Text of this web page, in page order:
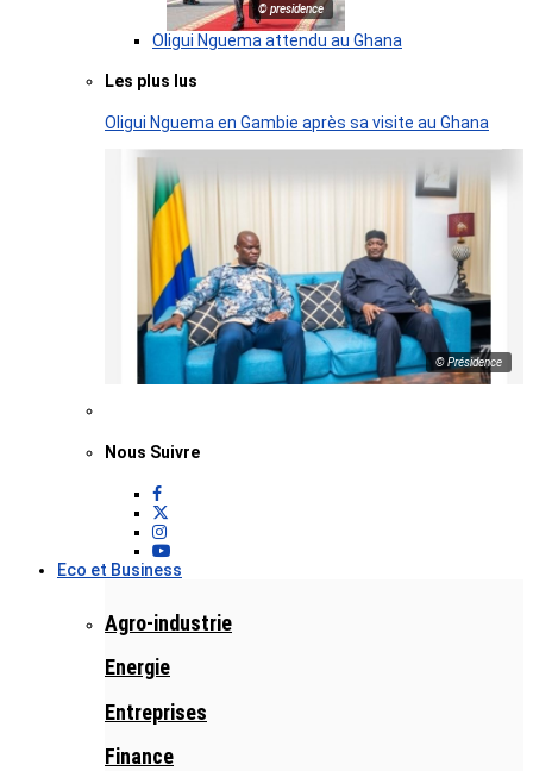
© presidence
Oligui Nguema attendu au Ghana
Les plus lus
Oligui Nguema en Gambie après sa visite au Ghana
© Présidence
Nous Suivre
Eco et Business
Agro-industrie
Energie
Entreprises
Finance